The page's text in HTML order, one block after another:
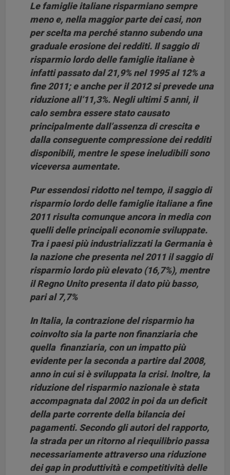
Le famiglie italiane risparmiano sempre
meno e, nella maggior parte dei casi, non
per scelta ma perché stanno subendo una
graduale erosione dei redditi. Il saggio di
risparmio lordo delle famiglie italiane è
infatti passato dal 21,9% nel 1995 al 12% a
fine 2011; e anche per il 2012 si prevede una
riduzione all’11,3%. Negli ultimi 5 anni, il
calo sembra essere stato causato
principalmente dall’assenza di crescita e
dalla conseguente compressione dei redditi
disponibili, mentre le spese ineludibili sono
viceversa aumentate.
Pur essendosi ridotto nel tempo, il saggio di
risparmio lordo delle famiglie italiane a fine
2011 risulta comunque ancora in media con
quelli delle principali economie sviluppate.
Tra i paesi più industrializzati la Germania è
la nazione che presenta nel 2011 il saggio di
risparmio lordo più elevato (16,7%), mentre
il Regno Unito presenta il dato più basso,
pari al 7,7%
In Italia, la contrazione del risparmio ha
coinvolto sia la parte non finanziaria che
quella finanziaria, con un impatto più
evidente per la seconda a partire dal 2008,
anno in cui si è sviluppata la crisi. Inoltre, la
riduzione del risparmio nazionale è stata
accompagnata dal 2002 in poi da un deficit
della parte corrente della bilancia dei
pagamenti. Secondo gli autori del rapporto,
la strada per un ritorno al riequilibrio passa
necessariamente attraverso una riduzione
dei gap in produttività e competitività delle